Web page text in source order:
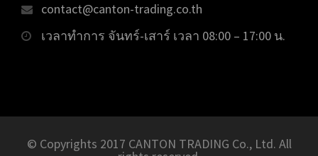
contact@canton-trading.co.th
เวลาทำการ จันทร์-เสาร์ เวลา 08:00 – 17:00 น.
© Copyrights 2017 CANTON TRADING Co., Ltd. All